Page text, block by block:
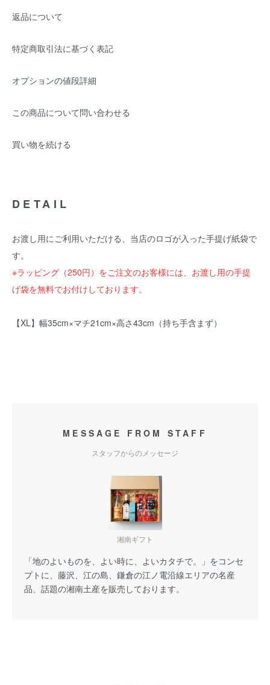
返品について
特定商取引法に基づく表記
オプションの値段詳細
この商品について問い合わせる
買い物を続ける
DETAIL
お渡し用にご利用いただける、当店のロゴが入った手提げ紙袋で
す。
※ラッピング（250円）をご注文のお客様には、お渡し用の手提
げ袋を無料でお付けしております。
【XL】幅35cm×マチ21cm×高さ43cm（持ち手含まず）
MESSAGE FROM STAFF
スタッフからのメッセージ
湘南ギフト
「地のよいものを、よい時に、よいカタチで。」をコンセ
プトに、藤沢、江の島、鎌倉の江ノ電沿線エリアの名産
品、話題の湘南土産を販売しております。